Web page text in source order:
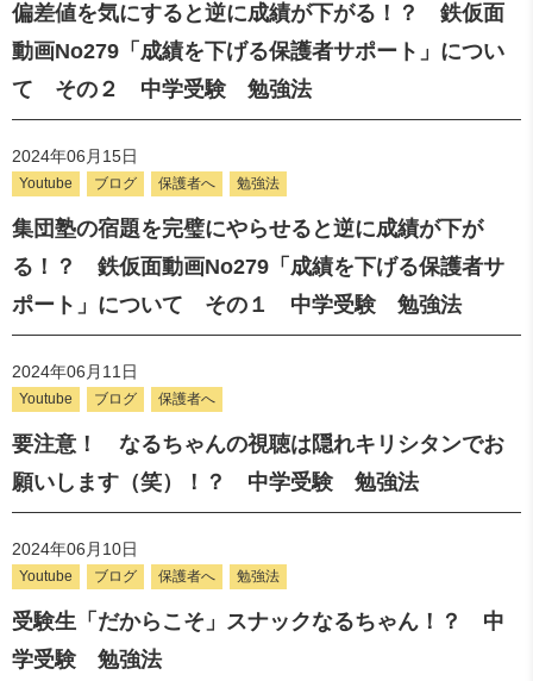
偏差値を気にすると逆に成績が下がる！？ 鉄仮面
動画No279「成績を下げる保護者サポート」につい
て その２ 中学受験 勉強法
2024年06月15日
Youtube ブログ 保護者へ 勉強法
集団塾の宿題を完璧にやらせると逆に成績が下が
る！？ 鉄仮面動画No279「成績を下げる保護者サ
ポート」について その１ 中学受験 勉強法
2024年06月11日
Youtube ブログ 保護者へ
要注意！ なるちゃんの視聴は隠れキリシタンでお
願いします（笑）！？ 中学受験 勉強法
2024年06月10日
Youtube ブログ 保護者へ 勉強法
受験生「だからこそ」スナックなるちゃん！？ 中
学受験 勉強法